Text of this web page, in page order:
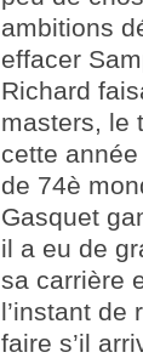
ambitions
effacer
Richard
masters, le
cette
de 74è
Gasquet
il a eu de
sa carrière
l’instant de
faire s’il